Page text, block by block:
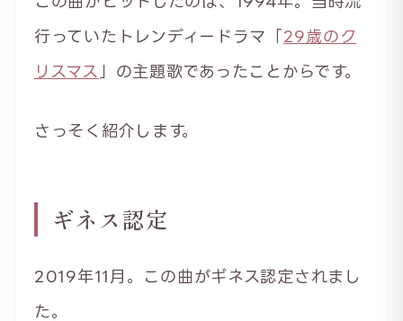
行っていたトレンディードラマ「29歳のク
リスマス 」の主題歌であったことからです。
さっそく紹介します。
ギネス認定
2019年11月。この曲がギネス認定されまし
た。